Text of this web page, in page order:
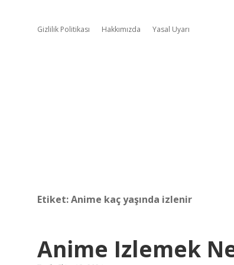
Gizlilik Politikası Hakkımızda Yasal Uyarı
Etiket:Anime kaç yaşında izlenir
Anime Izlemek